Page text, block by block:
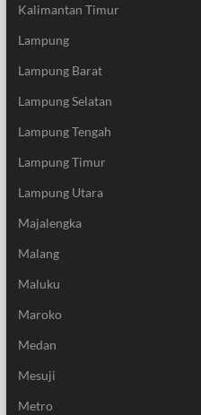
Kalimantan Timur
Lampung
Lampung Barat
Lampung Selatan
Lampung Tengah
Lampung Timur
Lampung Utara
Majalengka
Malang
Maluku
Maroko
Medan
Mesuji
Metro